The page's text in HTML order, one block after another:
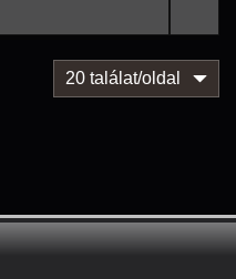
20 találat/oldal